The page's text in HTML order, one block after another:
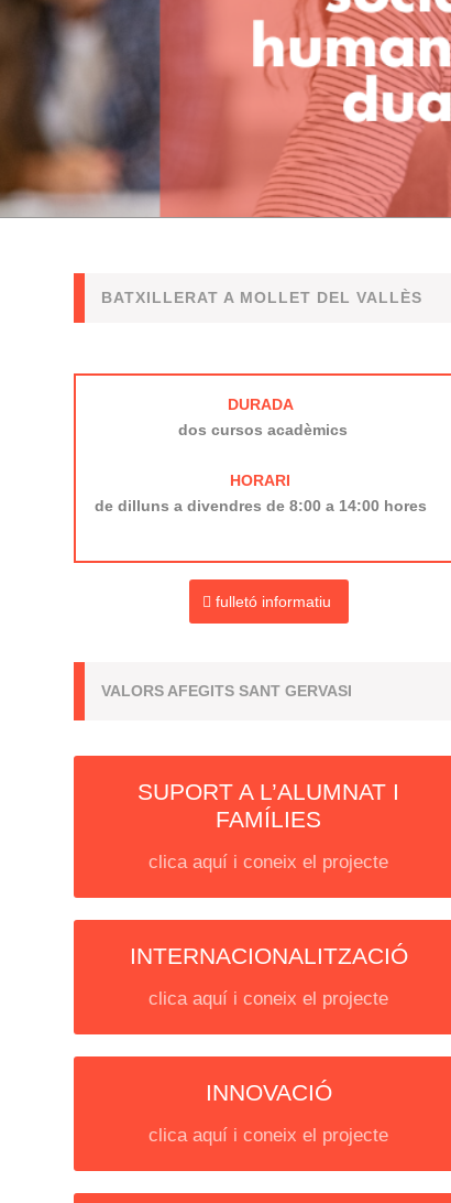
BATXILLERAT A MOLLET DEL VALLÈS
DURADA
dos cursos acadèmics
HORARI
de dilluns a divendres de 8:00 a 14:00 hores
fulletó informatiu
VALORS AFEGITS SANT GERVASI
SUPORT A L’ALUMNAT I
FAMÍLIES
clica aquí i coneix el projecte
INTERNACIONALITZACIÓ
clica aquí i coneix el projecte
INNOVACIÓ
clica aquí i coneix el projecte